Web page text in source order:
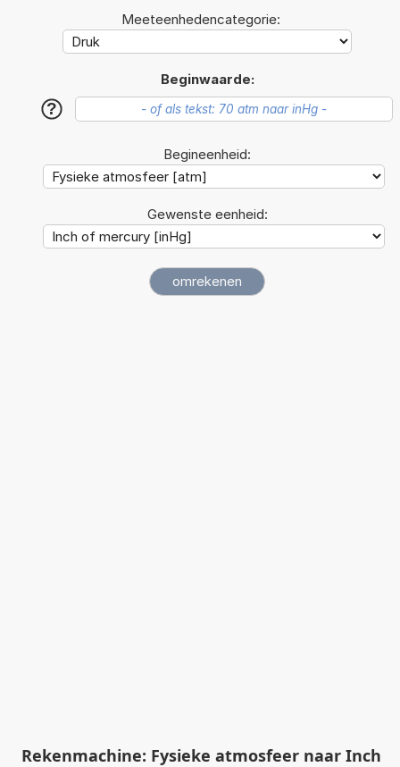
Meeteenhedencategorie:
Beginwaarde:
?
Begineenheid:
Gewenste eenheid:
Rekenmachine: Fysieke atmosfeer naar Inch